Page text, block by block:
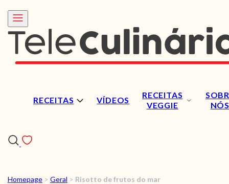
RECEITAS VÍDEOS
RECEITAS
VEGGIE
NÓS
RECEITAS
Homepage > Geral > Risotto de frutos do mar